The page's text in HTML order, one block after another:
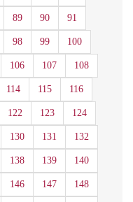
89 90 91
98 99 100
106 107 108
114 115 116
122 123 124
130 131 132
138 139 140
146 147 148